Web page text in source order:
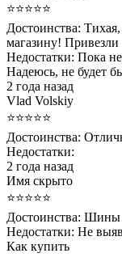
⭐⭐⭐⭐⭐
Достоинства:
магазину!
Недостатки: Пока не
Надеюсь, не будет
2 года назад
Vlad Volskiy
⭐⭐⭐⭐⭐
Достоинства:
Недостатки:
2 года назад
Имя скрыто
⭐⭐⭐⭐⭐
Достоинства: Шины
Недостатки: Не
Как купить